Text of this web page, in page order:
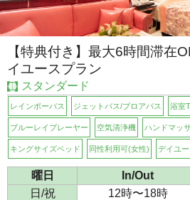
【特典付き】最大6時間滞在
イユースプラン
スタンダード
レインボーバス ジェットバス/ブロアバス 浴室
ブルーレイプレーヤー 空気清浄機 ハンドマッ
キングサイズベッド 同性利用可(女性) デイユー
曜日 In/Out
日/祝
12時〜18時